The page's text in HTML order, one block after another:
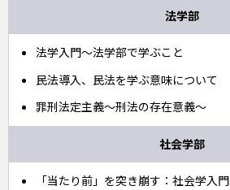
法学部
法学入門〜法学部で学ぶこと
民法導入、民法を学ぶ意味について
罪刑法定主義～刑法の存在意義～
社会学部
「当たり前」を突き崩す：社会学入門